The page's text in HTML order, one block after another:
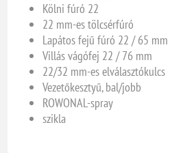
Kölni fúró 22
22 mm-es tölcsérfúró
Lapátos fejű fúró 22 / 65 mm
Villás vágófej 22 / 76 mm
22/32 mm-es elválasztókulcs
Vezetőkesztyű, bal/jobb
ROWONAL-spray
szikla